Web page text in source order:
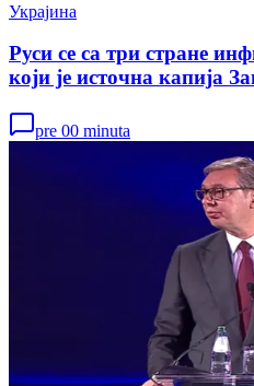
Украјина
Руси се са три стране
који је источна капија
pre 00 minuta